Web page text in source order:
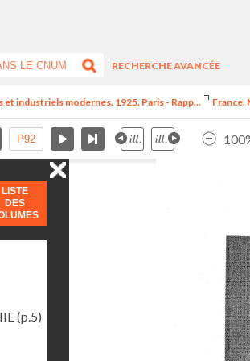
RECHERCHE AVANCÉE
industriels modernes. 1925. Paris - Rapp... France.
LISTE
DES
(p.5)